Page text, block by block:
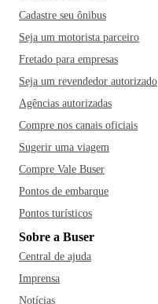
Cadastre seu ônibus
Seja um motorista parceiro
Fretado para empresas
Seja um revendedor autorizado
Agências autorizadas
Compre nos canais oficiais
Sugerir uma viagem
Compre Vale Buser
Pontos de embarque
Pontos turísticos
Sobre a Buser
Central de ajuda
Imprensa
Notícias